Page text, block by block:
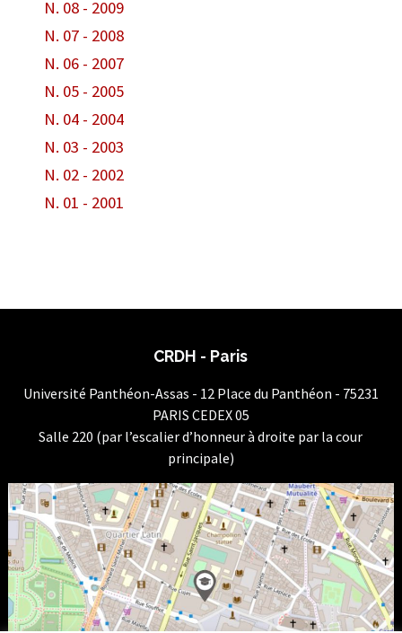
N. 08 - 2009
N. 07 - 2008
N. 06 - 2007
N. 05 - 2005
N. 04 - 2004
N. 03 - 2003
N. 02 - 2002
N. 01 - 2001
CRDH - Paris
Université Panthéon-Assas - 12 Place du Panthéon - 75231
PARIS CEDEX 05
Salle 220 (par l’escalier d’honneur à droite par la cour
principale)